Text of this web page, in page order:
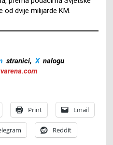
od dvije milijarde KM.
stranici, X nalogu
Print Email
Reddit